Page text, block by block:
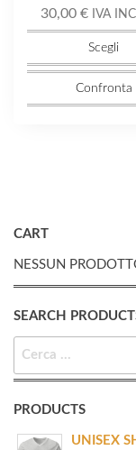
30,00€ IVA
Scegli
Confronta
CART
NESSUN
SEARCH
RICERCA
PRODUCTS
UNISEX